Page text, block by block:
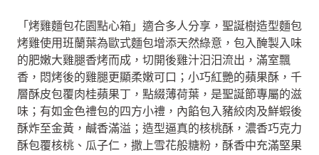
「烤雞麵包花園點心箱」適合多人分享，聖誕樹造型麵包
烤雞使用班蘭葉為歐式麵包增添天然綠意，包入醃製入味
的肥嫩大雞腿香烤而成，切開後雞汁汨汨流出，滿室飄
香，悶烤後的雞腿更顯柔嫩可口；小巧紅艷的蘋果酥，千
層酥皮包覆肉桂蘋果丁，點綴薄荷葉，是聖誕節專屬的滋
味；有如金色禮包的四方小禮，內餡包入豬絞肉及鮮蝦後
酥炸至金黃，鹹香滿溢；造型逼真的核桃酥，濃香巧克力
酥包覆核桃、瓜子仁，撒上雪花般糖粉，酥香中充滿堅果